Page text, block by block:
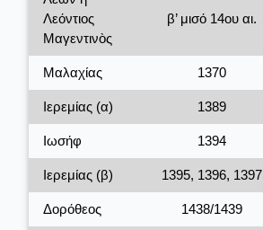
Λεόντιος
Μαγεντινὸς
β’ μισό 14ου αι.
Μαλαχίας 1370
Ιερεμίας (α) 1389
Ιωσήφ 1394
Ιερεμίας (β) 1395, 1396, 1397
Δορόθεος 1438/1439